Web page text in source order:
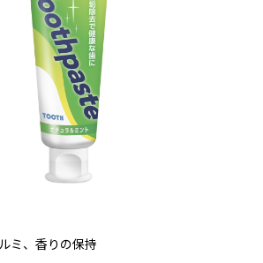
ミ、香りの保持